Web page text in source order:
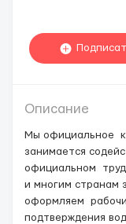
Описание
Мы официальное
занимается
официальном
и многим странам
оформляем
подтверждения